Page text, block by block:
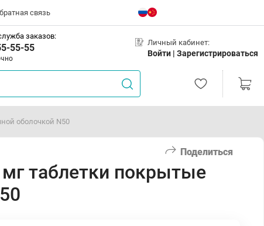
связь
заказов:
55-55 Личный кабинет:
Войти | Зарегистрироваться
оболочкой N50
Поделиться
таблетки покрытые